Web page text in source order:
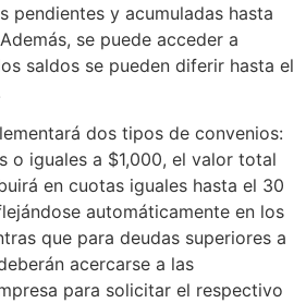
pendientes y acumuladas hasta
se puede acceder a
saldos se pueden diferir hasta el
dos tipos de convenios:
o iguales a $1,000, el valor total
en cuotas iguales hasta el 30
automáticamente en los
que para deudas superiores a
acercarse a las
para solicitar el respectivo